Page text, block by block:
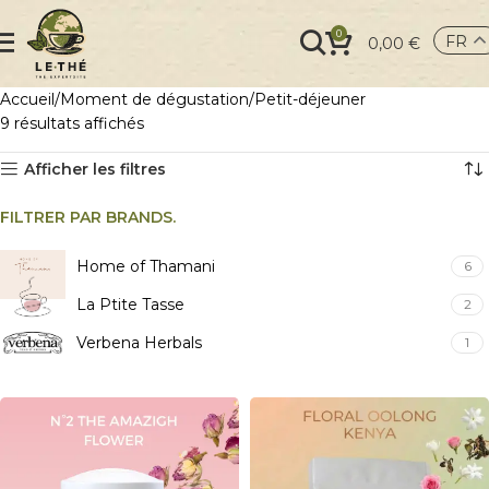
0
0,00 € FR
Accueil Moment de dégustation Petit-déjeuner
9 résultats affichés
Afficher les filtres
FILTRER PAR BRANDS.
Home of Thamani 6
La Ptite Tasse 2
Verbena Herbals 1